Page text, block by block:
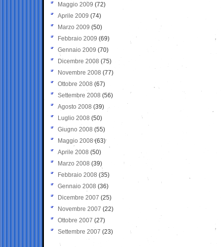
Maggio 2009 (72)
Aprile 2009 (74)
Marzo 2009 (50)
Febbraio 2009 (69)
Gennaio 2009 (70)
Dicembre 2008 (75)
Novembre 2008 (77)
Ottobre 2008 (67)
Settembre 2008 (56)
Agosto 2008 (39)
Luglio 2008 (50)
Giugno 2008 (55)
Maggio 2008(63)
Aprile 2008 (50)
Marzo 2008 (39)
Febbraio 2008 (35)
Gennaio 2008 (36)
Dicembre 2007 (25)
Novembre 2007 (22)
Ottobre 2007 (27)
Settembre 2007 (23)